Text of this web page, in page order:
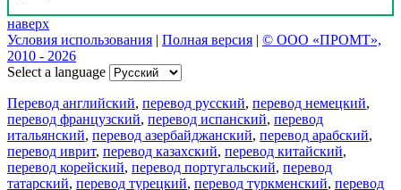
наверх
Условия использования | Полная версия | © ООО «ПРОМТ»,
2010 - 2026
Select a language
Перевод английский, перевод русский, перевод немецкий,
перевод французский, перевод испанский, перевод
итальянский, перевод азербайджанский, перевод арабский,
перевод иврит, перевод казахский, перевод китайский,
перевод корейский, перевод португальский, перевод
татарский, перевод турецкий, перевод туркменский, перевод